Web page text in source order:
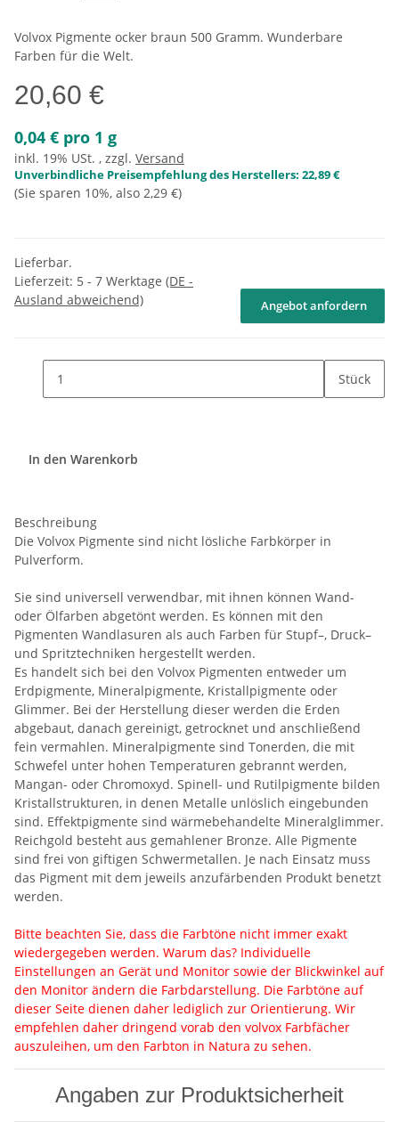
Volvox Pigmente ocker braun 500 Gramm. Wunderbare
Farben für die Welt.
20,60 €
0,04 € pro 1 g
inkl. 19% USt. , zzgl. Versand
Unverbindliche Preisempfehlung des Herstellers: 22,89 €
(Sie sparen 10%, also 2,29 €)
Lieferbar.
Lieferzeit: 5 - 7 Werktage (DE -
Ausland abweichend)
Angebot anfordern
Stück
In den Warenkorb
Beschreibung
Die Volvox Pigmente sind nicht lösliche Farbkörper in
Pulverform.
Sie sind universell verwendbar, mit ihnen können Wand-
oder Ölfarben abgetönt werden. Es können mit den
Pigmenten Wandlasuren als auch Farben für Stupf–, Druck–
und Spritztechniken hergestellt werden.
Es handelt sich bei den Volvox Pigmenten entweder um
Erdpigmente, Mineralpigmente, Kristallpigmente oder
Glimmer. Bei der Herstellung dieser werden die Erden
abgebaut, danach gereinigt, getrocknet und anschließend
fein vermahlen. Mineralpigmente sind Tonerden, die mit
Schwefel unter hohen Temperaturen gebrannt werden,
Mangan- oder Chromoxyd. Spinell- und Rutilpigmente bilden
Kristallstrukturen, in denen Metalle unlöslich eingebunden
sind. Effektpigmente sind wärmebehandelte Mineralglimmer.
Reichgold besteht aus gemahlener Bronze. Alle Pigmente
sind frei von giftigen Schwermetallen. Je nach Einsatz muss
das Pigment mit dem jeweils anzufärbenden Produkt benetzt
werden.
Bitte beachten Sie, dass die Farbtöne nicht immer exakt
wiedergegeben werden. Warum das? Individuelle
Einstellungen an Gerät und Monitor sowie der Blickwinkel auf
den Monitor ändern die Farbdarstellung. Die Farbtöne auf
dieser Seite dienen daher lediglich zur Orientierung. Wir
empfehlen daher dringend vorab den volvox Farbfächer
auszuleihen, um den Farbton in Natura zu sehen.
Angaben zur Produktsicherheit